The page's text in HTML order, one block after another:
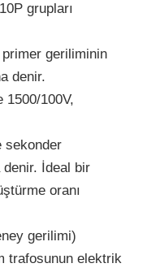
grupları
geriliminin
denir.
1500/100V,
sekonder
denir. İdeal bir
oranı
gerilimi)
trafosunun elektrik